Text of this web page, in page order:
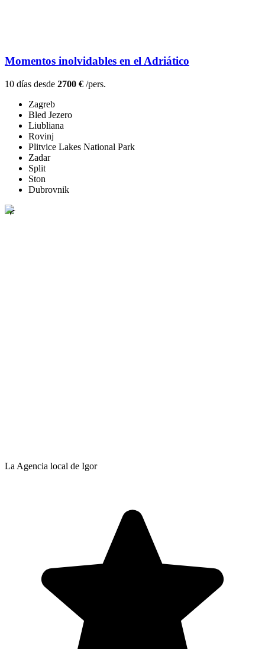
Momentos inolvidables en el Adriático
10 días desde 2700 € /pers.
Zagreb
Bled Jezero
Liubliana
Rovinj
Plitvice Lakes National Park
Zadar
Split
Ston
Dubrovnik
La Agencia local de Igor